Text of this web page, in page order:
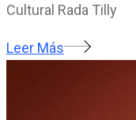
Cultural Rada Tilly
Leer Más